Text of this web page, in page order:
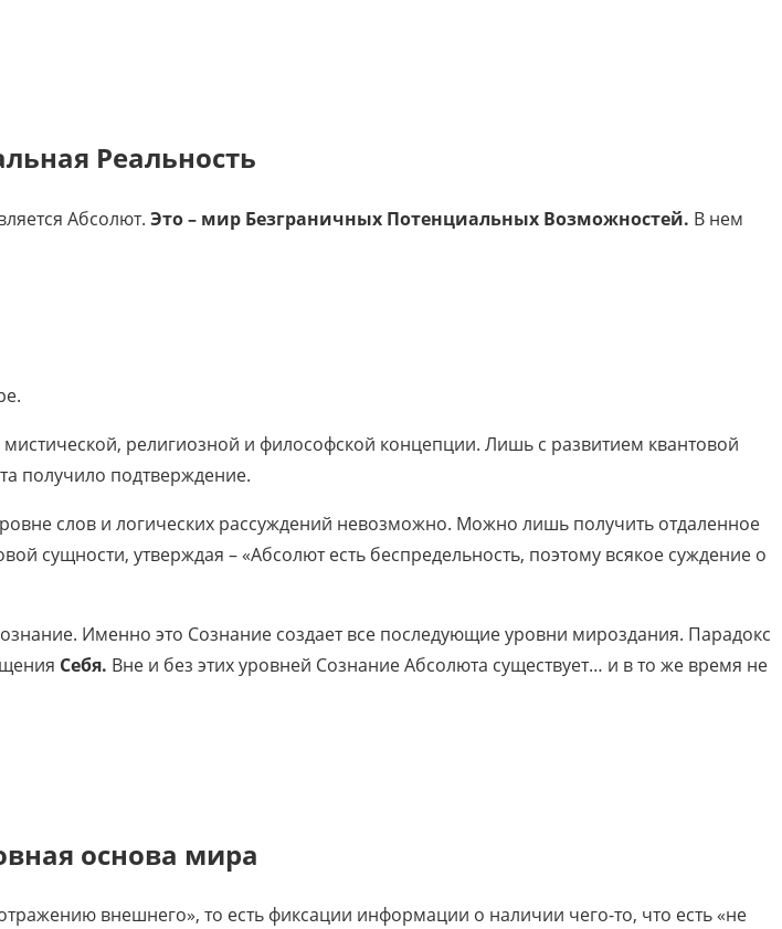
Реальность
Абсолют. Это – мир Безграничных Потенциальных Возможностей. В нем
религиозной и философской концепции. Лишь с развитием квантовой
получило подтверждение.
слов и логических рассуждений невозможно. Можно лишь получить отдаленное
сущности, утверждая – «Абсолют есть беспредельность, поэтому всякое суждение о
Именно это Сознание создает все последующие уровни мироздания. Парадокс
Себя. Вне и без этих уровней Сознание Абсолюта существует… и в то же время не
основа мира
внешнего», то есть фиксации информации о наличии чего-то, что есть «не